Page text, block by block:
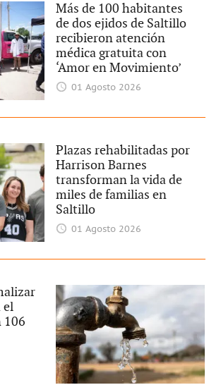
Más de 100 habitantes
de dos ejidos de Saltillo
recibieron atención
médica gratuita con
‘Amor en Movimiento’
01 Agosto 2026
Plazas rehabilitadas por
Harrison Barnes
transforman la vida de
miles de familias en
Saltillo
01 Agosto 2026
el
106